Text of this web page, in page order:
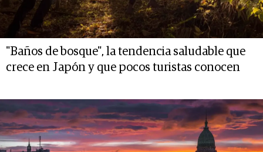
"Baños de bosque", la tendencia saludable que
crece en Japón y que pocos turistas conocen